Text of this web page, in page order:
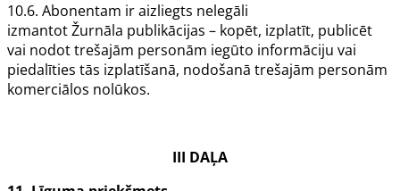
10.6. Abonentam ir aizliegts nelegāli
izmantotŽurnāla publikācijas – kopēt, izplatīt, publicēt
vai nodot trešajām personām iegūto informāciju vai
piedalīties tās izplatīšanā, nodošanā trešajām personām
komerciālos nolūkos.
III DAĻA